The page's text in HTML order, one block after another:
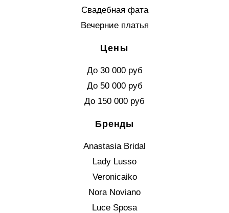
Свадебная фата
Вечерние платья
Цены
До 30 000 руб
До 50 000 руб
До 150 000 руб
Бренды
Anastasia Bridal
Lady Lusso
Veronicaiko
Nora Noviano
Luce Sposa